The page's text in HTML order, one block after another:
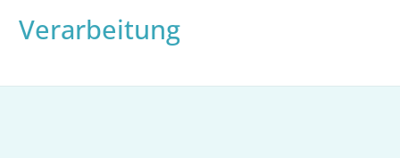
Verarbeitung